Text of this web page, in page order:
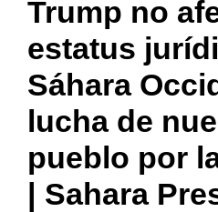
Trump no
estatus
Sáhara
lucha de
pueblo por
| Sahara